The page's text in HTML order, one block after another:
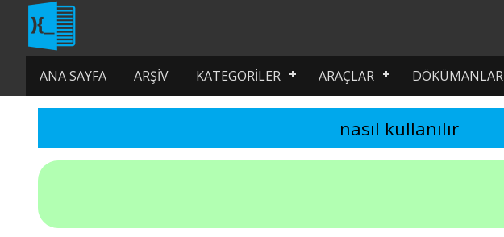
ANA SAYFA ARŞIV KATEGORILER ARAÇLAR DÖKÜMANLAR
nasıl kullanılır